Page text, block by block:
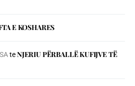
E KOSHARES
teNJERIU PЁRBALLЁ KUFIJVE TЁ